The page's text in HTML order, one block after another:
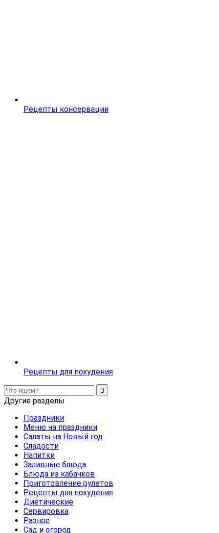
Рецепты консервации
Рецепты для похудения
Другие разделы
Праздники
Меню на праздники
Салаты на Новый год
Сладости
Напитки
Заливные блюда
Блюда из кабачков
Приготовление рулетов
Рецепты для похудения
Диетические
Сервировка
Разное
Сад и огород